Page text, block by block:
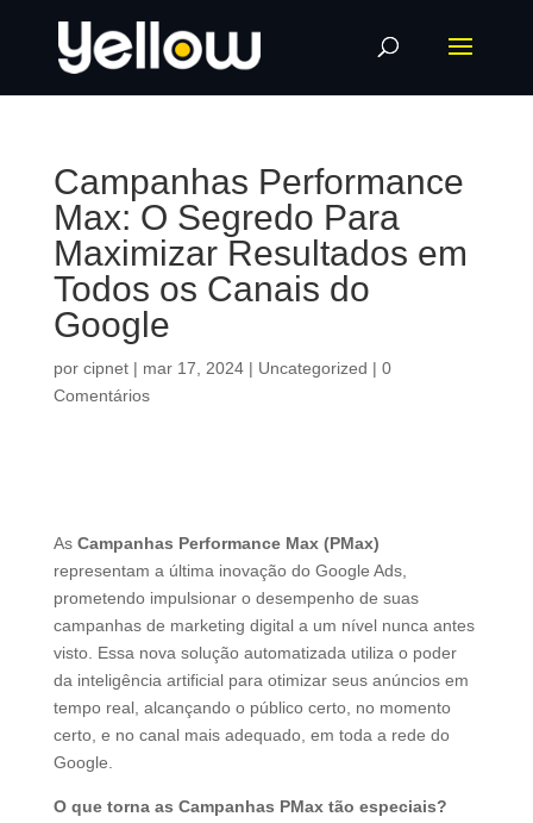
Campanhas Performance
Max: O Segredo Para
Maximizar Resultados em
Todos os Canais do
Google
por cipnet| mar 17, 2024| Uncategorized | 0
Comentários
As Campanhas Performance Max (PMax)
representam a última inovação do Google Ads,
prometendo impulsionar o desempenho de suas
campanhas de marketing digital a um nível nunca antes
visto. Essa nova solução automatizada utiliza o poder
da inteligência artificial para otimizar seus anúncios em
tempo real, alcançando o público certo, no momento
certo, e no canal mais adequado, em toda a rede do
Google.
O que torna as Campanhas PMax tão especiais?